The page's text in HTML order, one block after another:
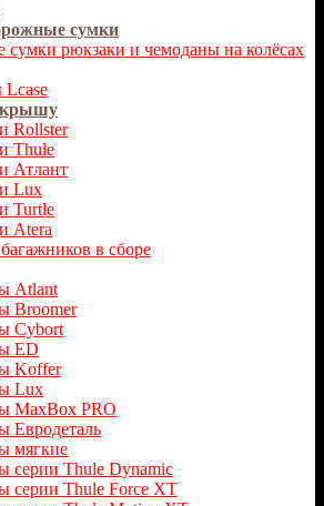
сумки
рюкзаки и чемоданы на колёсах
крышу
Rollster
Thule
Атлант
Lux
Turtle
Atera
в сборе
Atlant
Broomer
Cybort
ED
Koffer
Lux
MaxBox PRO
Евродеталь
мягкие
серии Thule Dynamic
серии Thule Force XT